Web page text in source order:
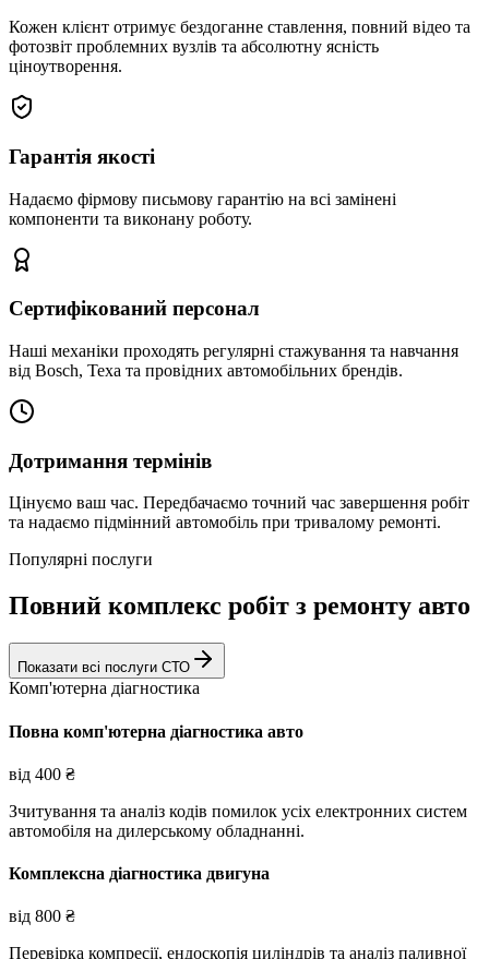
Кожен клієнт отримує бездоганне ставлення, повний відео та
фотозвіт проблемних вузлів та абсолютну ясність
ціноутворення.
Гарантія якості
Надаємо фірмову письмову гарантію на всі замінені
компоненти та виконану роботу.
Сертифікований персонал
Наші механіки проходять регулярні стажування та навчання
від Bosch, Texa та провідних автомобільних брендів.
Дотримання термінів
Цінуємо ваш час. Передбачаємо точний час завершення робіт
та надаємо підмінний автомобіль при тривалому ремонті.
Популярні послуги
Повний комплекс робіт з ремонту авто
Показати всі послуги СТО
Комп'ютерна діагностика
Повна комп'ютерна діагностика авто
від 400 ₴
Зчитування та аналіз кодів помилок усіх електронних систем
автомобіля на дилерському обладнанні.
Комплексна діагностика двигуна
від 800 ₴
Перевірка компресії, ендоскопія циліндрів та аналіз паливної